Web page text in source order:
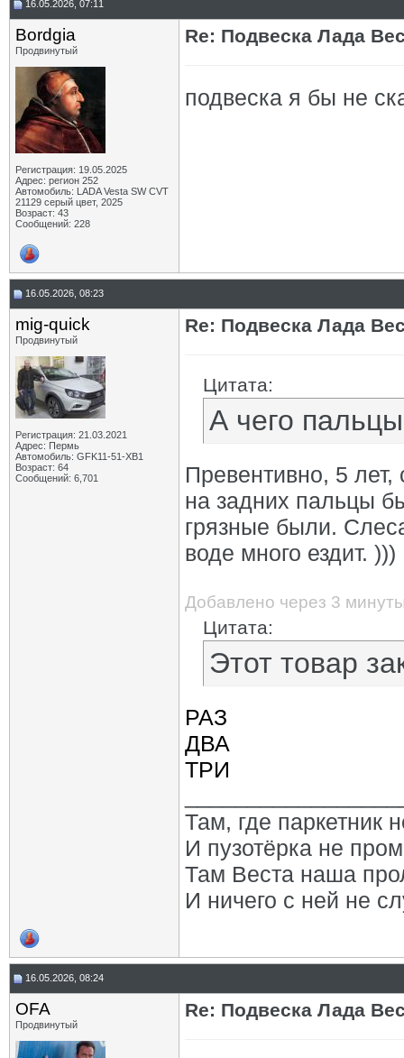
16.05.2026, 07:11
Bordgia
Продвинутый
Регистрация: 19.05.2025
Адрес: регион 252
Автомобиль: LADA Vesta SW CVT
21129 серый цвет, 2025
Возраст: 43
Сообщений: 228
Re: Подвеска Лада
подвеска я бы не
16.05.2026, 08:23
mig-quick
Продвинутый
Регистрация: 21.03.2021
Адрес: Пермь
Автомобиль: GFK11-51-ХВ1
Возраст: 64
Сообщений: 6,701
Re: Подвеска Лада
Цитата:
А чего
Превентивно, 5 лет,
на задних пальцы
грязные были.
воде много ездит. )))
Добавлено через 3
Цитата:
Этот товар
РАЗ
ДВА
ТРИ
Там, где паркетник
И пузотёрка не
Там Веста наша
И ничего с ней не
16.05.2026, 08:24
OFA
Продвинутый
Re: Подвеска Лада